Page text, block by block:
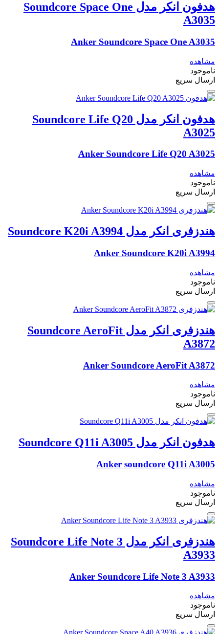
هدفون انکر مدل Soundcore Space One
A3035
Anker Soundcore Space One A3035
مشاهده
ناموجود
ارسال سریع
هدفون انکر مدل Soundcore Life Q20
A3025
Anker Soundcore Life Q20 A3025
مشاهده
ناموجود
ارسال سریع
هندزفری انکر مدل Soundcore K20i A3994
Anker Soundcore K20i A3994
مشاهده
ناموجود
ارسال سریع
هندزفری انکر مدل Soundcore AeroFit
A3872
Anker Soundcore AeroFit A3872
مشاهده
ناموجود
ارسال سریع
هدفون انکر مدل Soundcore Q11i A3005
Anker soundcore Q11i A3005
مشاهده
ناموجود
ارسال سریع
هندزفری انکر مدل Soundcore Life Note 3
A3933
Anker Soundcore Life Note 3 A3933
مشاهده
ناموجود
ارسال سریع